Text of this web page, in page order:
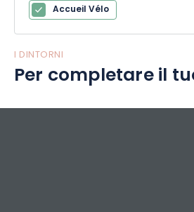
Accueil Vélo
I DINTORNI
Per completare il